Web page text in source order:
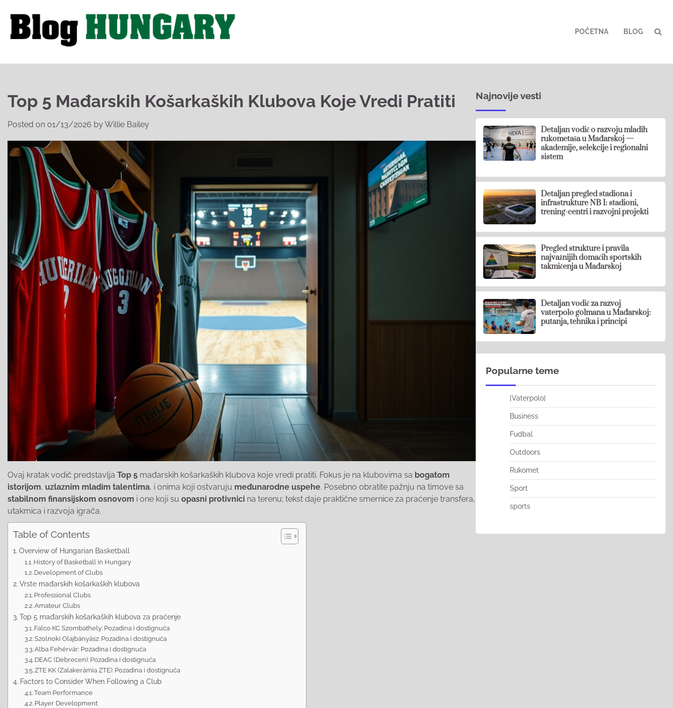
content
POČETNA BLOG
Top 5 Mađarskih Košarkaških Klubova Koje Vredi Pratiti
Posted on 01/13/2026 byWillie Bailey
Ovaj kratak vodič predstavlja Top 5 mađarskih košarkaških klubova koje vredi pratiti. Fokus je na klubovima sa bogatom
istorijom, uzlaznim mladim talentima, i onima koji ostvaruju međunarodne uspehe. Posebno obratite pažnju na timove sa
stabilnom finansijskom osnovom i one koji su opasni protivnici na terenu; tekst daje praktične smernice za praćenje transfera,
utakmica i razvoja igrača.
Table of Contents
Overview of Hungarian Basketball
History of Basketball in Hungary
Development of Clubs
Vrste mađarskih košarkaških klubova
Professional Clubs
Amateur Clubs
Top 5 mađarskih košarkaških klubova za praćenje
Falco KC Szombathely: Pozadina i dostignuća
Szolnoki Olajbányász: Pozadina i dostignuća
Alba Fehérvár: Pozadina i dostignuća
DEAC (Debrecen): Pozadina i dostignuća
ZTE KK (Zalakerámia ZTE): Pozadina i dostignuća
Factors to Consider When Following a Club
Team Performance
Player Development
Najnovije vesti
Detaljan vodič o razvoju mladih
rukometaša u Mađarskoj —
akademije, selekcije i regionalni
sistem
Detaljan pregled stadiona i
infrastrukture NB I: stadioni,
trening-centri i razvojni projekti
Pregled strukture i pravila
najvažnijih domaćih sportskih
takmičenja u Mađarskoj
Detaljan vodič za razvoj
vaterpolo golmana u Mađarskoj:
putanja, tehnika i principi
Popularne teme
[Vaterpolo]
Business
Fudbal
Outdoors
Rukomet
Sport
sports